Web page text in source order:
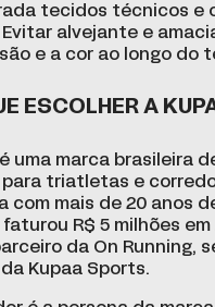
tecidos técnicos e
Evitar alvejante e
e a cor ao longo do
ESCOLHER A
uma marca brasileira
para triatletas e
com mais de 20 anos
faturou R$ 5 milhões
da On Running,
Kupaa Sports.